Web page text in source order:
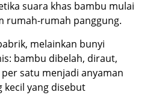
suara khas bambu mulai
rumah-rumah panggung.
melainkan bunyi
bambu dibelah, diraut,
satu menjadi anyaman
kecil yang disebut